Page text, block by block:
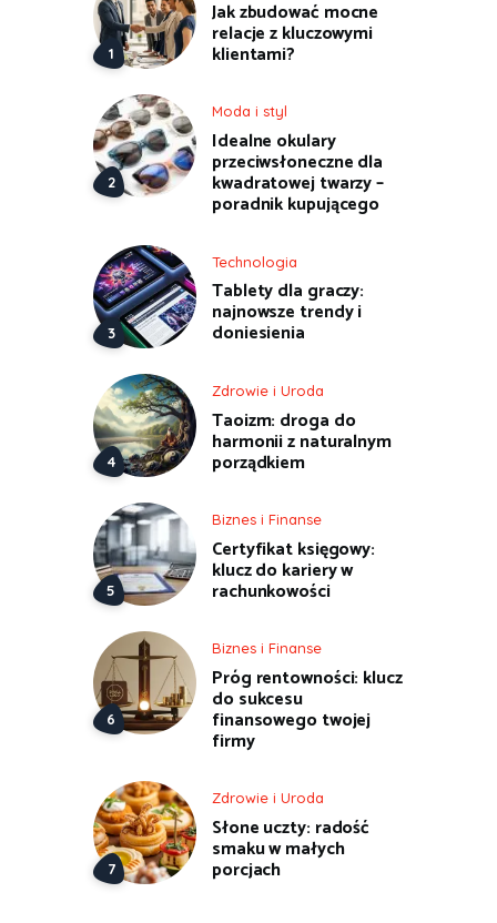
Jak zbudować mocne
relacje z kluczowymi
klientami?
Moda i styl
Idealne okulary
przeciwsłoneczne dla
kwadratowej twarzy –
poradnik kupującego
Technologia
Tablety dla graczy:
najnowsze trendy i
doniesienia
Zdrowie i Uroda
Taoizm: droga do
harmonii z naturalnym
porządkiem
Biznes i Finanse
Certyfikat księgowy:
klucz do kariery w
rachunkowości
Biznes i Finanse
Próg rentowności: klucz
do sukcesu
finansowego twojej
firmy
Zdrowie i Uroda
Słone uczty: radość
smaku w małych
porcjach